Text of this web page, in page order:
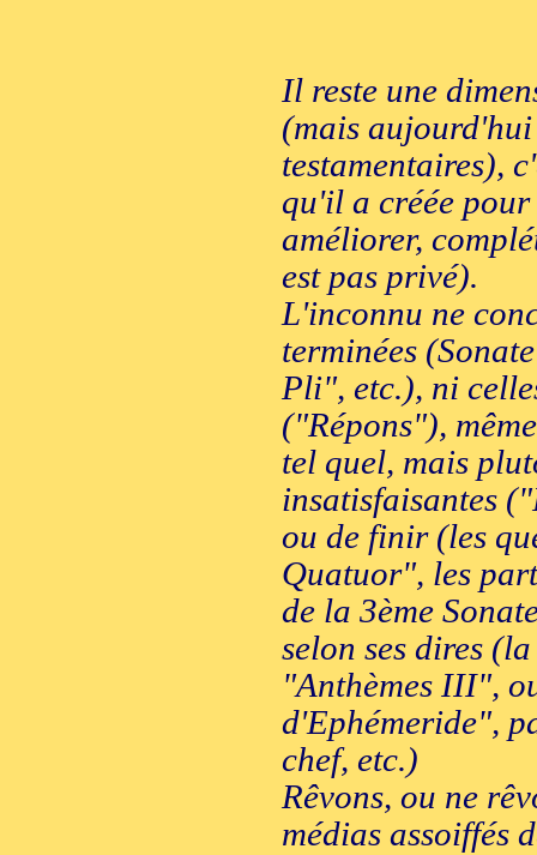
Il reste une
(mais
testamentaires),
qu'il a créée
améliorer,
est pas privé).
L'inconnu ne
terminées
Pli", etc.), ni
("Répons"),
tel quel, mais
insatisfaisantes
ou de finir (les
Quatuor", les
de la 3ème
selon ses dires
"Anthèmes III",
d'Ephémeride",
chef, etc.)
Rêvons, ou ne
médias assoiffés